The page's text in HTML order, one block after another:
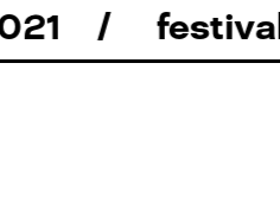
festival